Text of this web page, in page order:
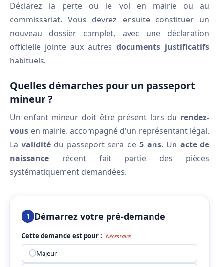
Déclarez la perte ou le vol en mairie ou au
commissariat. Vous devrez ensuite constituer un
nouveau dossier complet, avec une déclaration
officielle jointe aux autres documents justificatifs
habituels.
Quelles démarches pour un passeport
mineur ?
Un enfant mineur doit être présent lors du rendez-
vous en mairie, accompagné d'un représentant légal.
La validitédu passeport sera de 5 ans. Un acte de
naissance récent fait partie des pièces
systématiquement demandées.
1 Démarrez votre pré-demande
Cette demande est pour : Nécessaire
Majeur